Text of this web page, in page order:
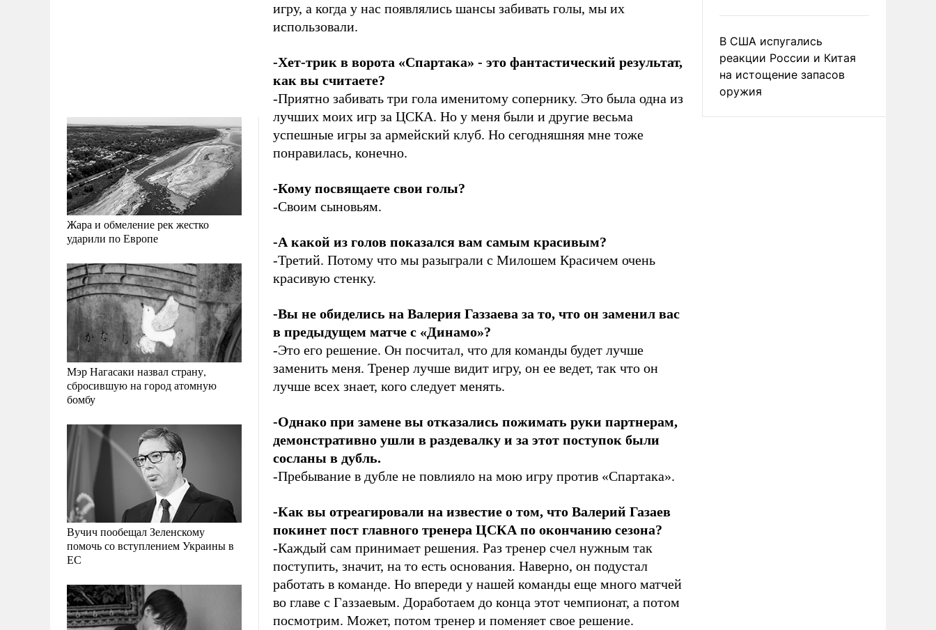
Жара и обмеление рек жестко
ударили по Европе
Мэр Нагасаки назвал страну,
сбросившую на город атомную
бомбу
Вучич пообещал Зеленскому
помочь со вступлением Украины в
ЕС
игру, а когда у нас появлялись шансы забивать голы, мы их
использовали.
-Хет-трик в ворота «Спартака» - это фантастический результат,
как вы считаете?
-Приятно забивать три гола именитому сопернику. Это была одна из
лучших моих игр за ЦСКА. Но у меня были и другие весьма
успешные игры за армейский клуб. Но сегодняшняя мне тоже
понравилась, конечно.
-Кому посвящаете свои голы?
-Своим сыновьям.
-А какой из голов показался вам самым красивым?
-Третий. Потому что мы разыграли с Милошем Красичем очень
красивую стенку.
-Вы не обиделись на Валерия Газзаева за то, что он заменил вас
в предыдущем матче с «Динамо»?
-Это его решение. Он посчитал, что для команды будет лучше
заменить меня. Тренер лучше видит игру, он ее ведет, так что он
лучше всех знает, кого следует менять.
-Однако при замене вы отказались пожимать руки партнерам,
демонстративно ушли в раздевалку и за этот поступок были
сосланы в дубль.
-Пребывание в дубле не повлияло на мою игру против «Спартака».
-Как вы отреагировали на известие о том, что Валерий Газаев
покинет пост главного тренера ЦСКА по окончанию сезона?
-Каждый сам принимает решения. Раз тренер счел нужным так
поступить, значит, на то есть основания. Наверно, он подустал
работать в команде. Но впереди у нашей команды еще много матчей
во главе с Газзаевым. Доработаем до конца этот чемпионат, а потом
посмотрим. Может, потом тренер и поменяет свое решение.
В США испугались
реакции России и Китая
на истощение запасов
оружия